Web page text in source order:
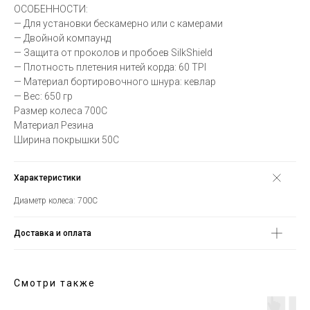
ОСОБЕННОСТИ:
— Для установки бескамерно или с камерами
— Двойной компаунд
— Защита от проколов и пробоев SilkShield
— Плотность плетения нитей корда: 60 TPI
— Материал бортировочного шнура: кевлар
— Вес: 650 гр
Размер колеса 700C
Материал Резина
Ширина покрышки 50С
Характеристики
Диаметр колеса: 700С
Доставка и оплата
Смотри также